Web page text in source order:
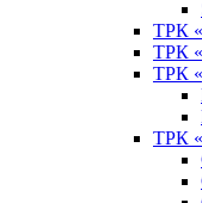
ТРК
ТРК
ТРК
ТРК